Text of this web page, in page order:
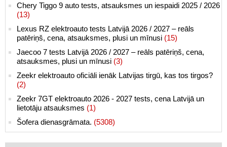
Chery Tiggo 9 auto tests, atsauksmes un iespaidi 2025 / 2026
(13)
Lexus RZ elektroauto tests Latvijā 2026 / 2027 – reāls
patēriņš, cena, atsauksmes, plusi un mīnusi (15)
Jaecoo 7 tests Latvijā 2026 / 2027 – reāls patēriņš, cena,
atsauksmes, plusi un mīnusi (3)
Zeekr elektroauto oficiāli ienāk Latvijas tirgū, kas tos tirgos?
(2)
Zeekr 7GT elektroauto 2026 - 2027 tests, cena Latvijā un
lietotāju atsauksmes (1)
Šofera dienasgrāmata. (5308)